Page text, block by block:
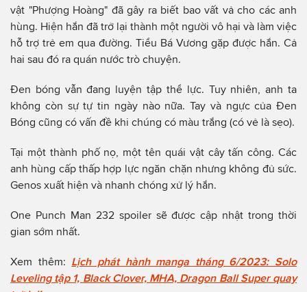
vật "Phượng Hoàng" đã gây ra biết bao vất vả cho các anh
hùng. Hiện hắn đã trở lại thành một người vô hại và làm việc
hỗ trợ trẻ em qua đường. Tiểu Bá Vương gặp được hắn. Cả
hai sau đó ra quán nước trò chuyện.
Đen bóng vẫn đang luyện tập thể lực. Tuy nhiên, anh ta
không còn sự tự tin ngày nào nữa. Tay và ngực của Đen
Bóng cũng có vấn đề khi chúng có màu trắng (có vẻ là sẹo).
Tại một thành phố nọ, một tên quái vật cây tấn công. Các
anh hùng cấp thấp hợp lực ngăn chặn nhưng không đủ sức.
Genos xuất hiện và nhanh chóng xử lý hắn.
One Punch Man 232 spoiler sẽ được cập nhật trong thời
gian sớm nhất.
Xem thêm: Lịch phát hành manga tháng 6/2023: Solo
Leveling tập 1, Black Clover, MHA, Dragon Ball Super quay